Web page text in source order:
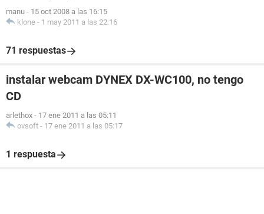
manu - 15 oct 2008 a las 16:15
klone - 1 may 2011 a las 22:16
71 respuestas
instalar webcam DYNEX DX-WC100, no tengo
CD
arlethox - 17 ene 2011 a las 05:11
ovsoft - 17 ene 2011 a las 05:17
1 respuesta